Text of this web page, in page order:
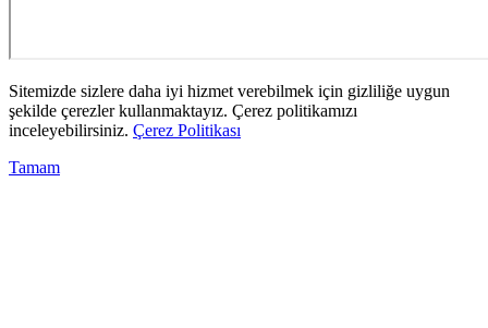
Sitemizde sizlere daha iyi hizmet verebilmek için gizliliğe uygun
şekilde çerezler kullanmaktayız. Çerez politikamızı
inceleyebilirsiniz. Çerez Politikası
Tamam